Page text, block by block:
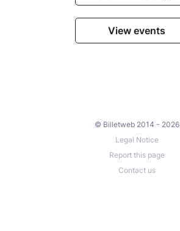
View events
© Billetweb 2014 - 2026
Legal Notice
Report this page
Contact us